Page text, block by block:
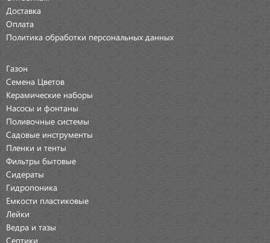
Доставка
Оплата
Политика обработки персональных данных
Газон
Семена Цветов
Керамические наборы
Насосы и фонтаны
Поливочные системы
Садовые инструменты
Пленки и тенты
Фильтры бытовые
Сидераты
Гидропоника
Емкости пластиковые
Лейки
Ведра и тазы
Септики